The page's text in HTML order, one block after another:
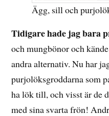
Ägg, sill och
Tidigare hade jag bara
och mungbönor och
andra alternativ. Nu har
purjolöksgroddarna som
ha lök till, och visst är de
med sina svarta frön!